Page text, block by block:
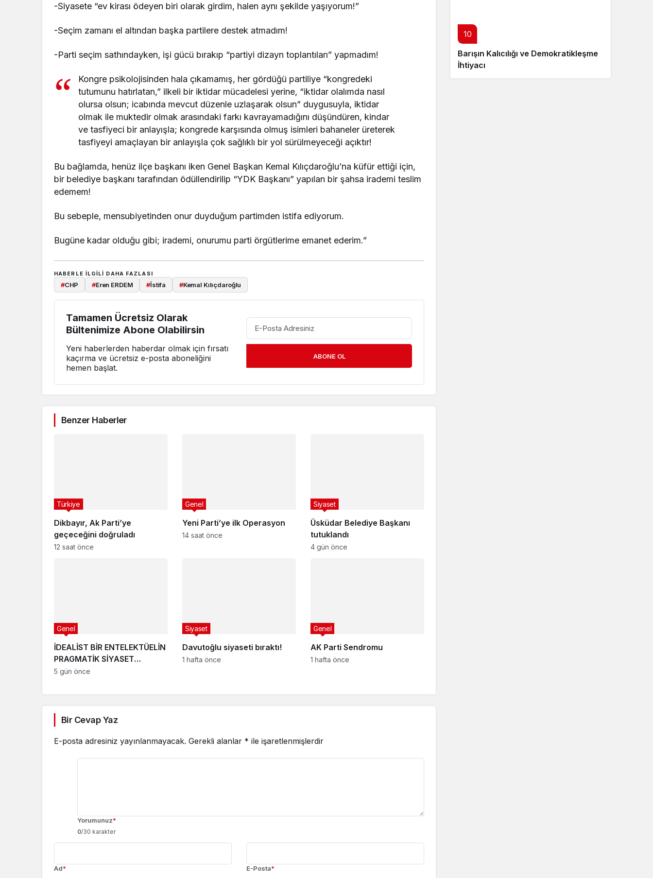
-Siyasete “ev kirası ödeyen biri olarak girdim, halen aynı şekilde yaşıyorum!”
-Seçim zamanı el altından başka partilere destek atmadım!
-Parti seçim sathındayken, işi gücü bırakıp “partiyi dizayn toplantıları” yapmadım!
Kongre psikolojisinden hala çıkamamış, her gördüğü partiliye “kongredeki
tutumunu hatırlatan,” ilkeli bir iktidar mücadelesi yerine, “iktidar olalımda nasıl
olursa olsun; icabında mevcut düzenle uzlaşarak olsun” duygusuyla, iktidar
olmak ile muktedir olmak arasındaki farkı kavrayamadığını düşündüren, kindar
ve tasfiyeci bir anlayışla; kongrede karşısında olmuş isimleri bahaneler üreterek
tasfiyeyi amaçlayan bir anlayışla çok sağlıklı bir yol sürülmeyeceği açıktır!
Bu bağlamda, henüz ilçe başkanı iken Genel Başkan Kemal Kılıçdaroğlu’na küfür ettiği için,
bir belediye başkanı tarafından ödüllendirilip “YDK Başkanı” yapılan bir şahsa irademi teslim
edemem!
Bu sebeple, mensubiyetinden onur duyduğum partimden istifa ediyorum.
Bugüne kadar olduğu gibi; irademi, onurumu parti örgütlerime emanet ederim.”
HABERLE ILGILI DAHA FAZLASI
#CHP #Eren ERDEM #İstifa #Kemal Kılıçdaroğlu
Tamamen Ücretsiz Olarak
Bültenimize Abone Olabilirsin
Yeni haberlerden haberdar olmak için fırsatı
kaçırma ve ücretsiz e-posta aboneliğini
hemen başlat.
ABONE OL
Benzer Haberler
Dikbayır, Ak Parti’ye
geçeceğini doğruladı
Türkiye
12 saat önce
Yeni Parti’ye ilk Operasyon
Genel
14 saat önce
Üsküdar Belediye Başkanı
tutuklandı
Siyaset
4 gün önce
İDEALİST BİR ENTELEKTÜELİN
PRAGMATİK SİYASET
YENİLGİSİ
Genel
5 gün önce
Davutoğlu siyaseti bıraktı!
Siyaset
1 hafta önce
AK Parti Sendromu
Genel
1 hafta önce
Bir Cevap Yaz
E-posta adresiniz yayınlanmayacak. Gerekli alanlar * ile işaretlenmişlerdir
Yorumunuz*
0/30 karakter
Ad* E-Posta*
10
Barışın Kalıcılığı ve Demokratikleşme
İhtiyacı